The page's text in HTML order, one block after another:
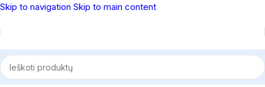
Skip to navigation Skip to main content
Pradžia/Šilumos siurbliai/Šilumos siurbliai Oras-Vanduo/